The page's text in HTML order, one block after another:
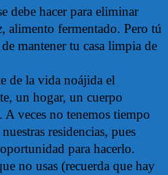
debe hacer para eliminar
, alimento fermentado. Pero tú
mantener tu casa limpia de
de la vida noájida el
un hogar, un cuerpo
veces no tenemos tiempo
residencias, pues
para hacerlo.
no usas (recuerda que hay